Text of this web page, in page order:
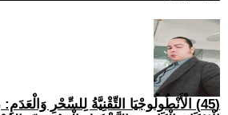
(45) الْأَنْطُولُوجْيَا التِّقْنِيَّةُ لِلسِّحْرِ